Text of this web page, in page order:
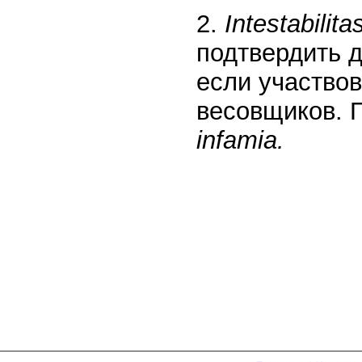
2.
подтвердить
если
весовщиков.
infamia.